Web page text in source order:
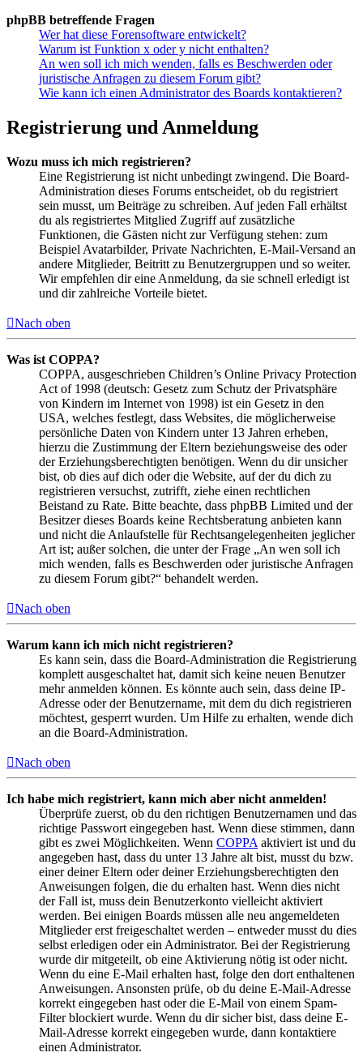
phpBB betreffende Fragen
Wer hat diese Forensoftware entwickelt?
Warum ist Funktion x oder y nicht enthalten?
An wen soll ich mich wenden, falls es Beschwerden oder
juristische Anfragen zu diesem Forum gibt?
Wie kann ich einen Administrator des Boards kontaktieren?
Registrierung und Anmeldung
Wozu muss ich mich registrieren?
Eine Registrierung ist nicht unbedingt zwingend. Die Board-
Administration dieses Forums entscheidet, ob du registriert
sein musst, um Beiträge zu schreiben. Auf jeden Fall erhältst
du als registriertes Mitglied Zugriff auf zusätzliche
Funktionen, die Gästen nicht zur Verfügung stehen: zum
Beispiel Avatarbilder, Private Nachrichten, E-Mail-Versand an
andere Mitglieder, Beitritt zu Benutzergruppen und so weiter.
Wir empfehlen dir eine Anmeldung, da sie schnell erledigt ist
und dir zahlreiche Vorteile bietet.
Nach oben
Was ist COPPA?
COPPA, ausgeschrieben Children’s Online Privacy Protection
Act of 1998 (deutsch: Gesetz zum Schutz der Privatsphäre
von Kindern im Internet von 1998) ist ein Gesetz in den
USA, welches festlegt, dass Websites, die möglicherweise
persönliche Daten von Kindern unter 13 Jahren erheben,
hierzu die Zustimmung der Eltern beziehungsweise des oder
der Erziehungsberechtigten benötigen. Wenn du dir unsicher
bist, ob dies auf dich oder die Website, auf der du dich zu
registrieren versuchst, zutrifft, ziehe einen rechtlichen
Beistand zu Rate. Bitte beachte, dass phpBB Limited und der
Besitzer dieses Boards keine Rechtsberatung anbieten kann
und nicht die Anlaufstelle für Rechtsangelegenheiten jeglicher
Art ist; außer solchen, die unter der Frage „An wen soll ich
mich wenden, falls es Beschwerden oder juristische Anfragen
zu diesem Forum gibt?“ behandelt werden.
Nach oben
Warum kann ich mich nicht registrieren?
Es kann sein, dass die Board-Administration die Registrierung
komplett ausgeschaltet hat, damit sich keine neuen Benutzer
mehr anmelden können. Es könnte auch sein, dass deine IP-
Adresse oder der Benutzername, mit dem du dich registrieren
möchtest, gesperrt wurden. Um Hilfe zu erhalten, wende dich
an die Board-Administration.
Nach oben
Ich habe mich registriert, kann mich aber nicht anmelden!
Überprüfe zuerst, ob du den richtigen Benutzernamen und das
richtige Passwort eingegeben hast. Wenn diese stimmen, dann
gibt es zwei Möglichkeiten. Wenn COPPA aktiviert ist und du
angegeben hast, dass du unter 13 Jahre alt bist, musst du bzw.
einer deiner Eltern oder deiner Erziehungsberechtigten den
Anweisungen folgen, die du erhalten hast. Wenn dies nicht
der Fall ist, muss dein Benutzerkonto vielleicht aktiviert
werden. Bei einigen Boards müssen alle neu angemeldeten
Mitglieder erst freigeschaltet werden – entweder musst du dies
selbst erledigen oder ein Administrator. Bei der Registrierung
wurde dir mitgeteilt, ob eine Aktivierung nötig ist oder nicht.
Wenn du eine E-Mail erhalten hast, folge den dort enthaltenen
Anweisungen. Ansonsten prüfe, ob du deine E-Mail-Adresse
korrekt eingegeben hast oder die E-Mail von einem Spam-
Filter blockiert wurde. Wenn du dir sicher bist, dass deine E-
Mail-Adresse korrekt eingegeben wurde, dann kontaktiere
einen Administrator.